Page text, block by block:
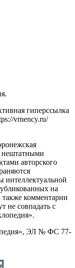
гиперссылка
vrnency.ru/
нештатными
авторского
интеллектуальной
на
комментарии
не совпадать с
ЭЛ № ФС 77-